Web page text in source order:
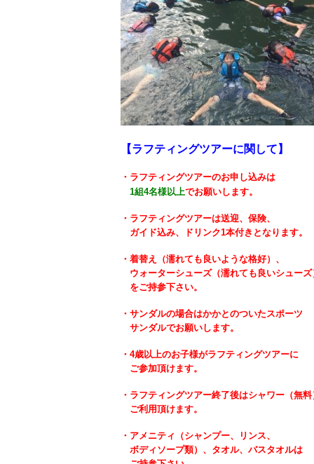
【ラフティングツアーに関して】
・ラフティングツアーのお申し込みは
1組4名様以上でお願いします。
・ラフティングツアーは送迎、保険、
ガイド込み、ドリンク1本付きとなります。
・着替え（濡れても良いような格好）、
ウォーターシューズ（濡れても良いシューズ
をご持参下さい。
・サンダルの場合はかかとのついたスポーツ
サンダルでお願いします。
・4歳以上のお子様がラフティングツアーに
ご参加頂けます。
・ラフティングツアー終了後はシャワー（無
ご利用頂けます。
・アメニティ（シャンプー、リンス、
ボディソープ類）、タオル、バスタオルは